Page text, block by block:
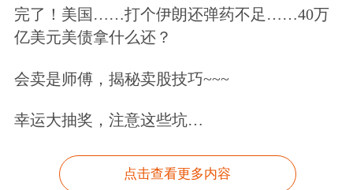
完了！美国……打个伊朗还弹药不足……40万
亿美元美债拿什么还？
会卖是师傅，揭秘卖股技巧~~~
幸运大抽奖，注意这些坑…
点击查看更多内容